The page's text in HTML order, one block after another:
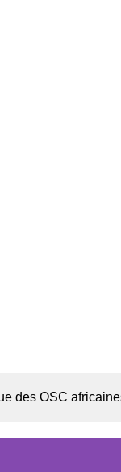
OSC africaines